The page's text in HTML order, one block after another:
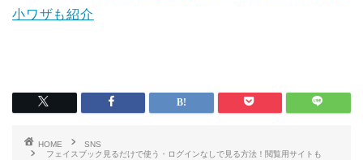
小ワザも紹介
HOME
SNS
フェイスブック見るだけで使う・ログインなしで見る方法！閲覧用サイトも